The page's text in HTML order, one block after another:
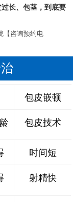
长、包茎，到底要
【咨询预约电
包皮嵌顿
包皮技术
时间短
射精快